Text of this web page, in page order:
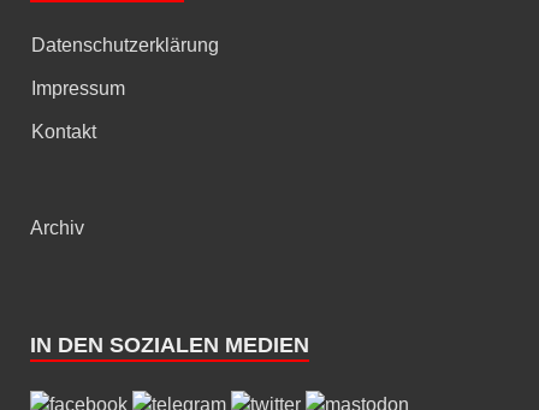
Datenschutzerklärung
Impressum
Kontakt
Archiv
IN DEN SOZIALEN MEDIEN